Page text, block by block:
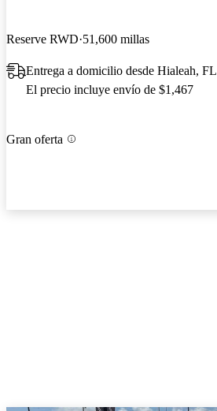
Reserve RWD 51,600 millas
Entrega a domicilio desde Hialeah, FL
El precio incluye envío de $1,467
Gran oferta